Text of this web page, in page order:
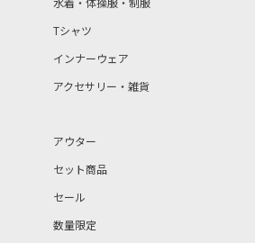
Tシャツ
インナーウェア
アクセサリー・雑貨
アウター
セット商品
セール
数量限定